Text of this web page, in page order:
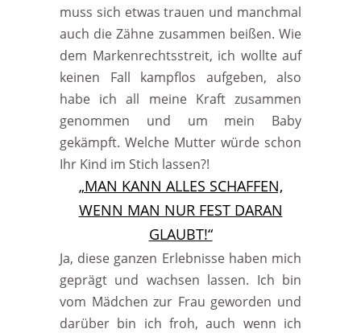
muss sich etwas trauen und manchmal
auch die Zähne zusammen beißen. Wie
dem Markenrechtsstreit, ich wollte auf
keinen Fall kampflos aufgeben, also
habe ich all meine Kraft zusammen
genommen und um mein Baby
gekämpft. Welche Mutter würde schon
Ihr Kind im Stich lassen?!
„MAN KANN ALLES SCHAFFEN,
WENN MAN NUR FEST DARAN
GLAUBT!“
Ja, diese ganzen Erlebnisse haben mich
geprägt und wachsen lassen. Ich bin
vom Mädchen zur Frau geworden und
darüber bin ich froh, auch wenn ich